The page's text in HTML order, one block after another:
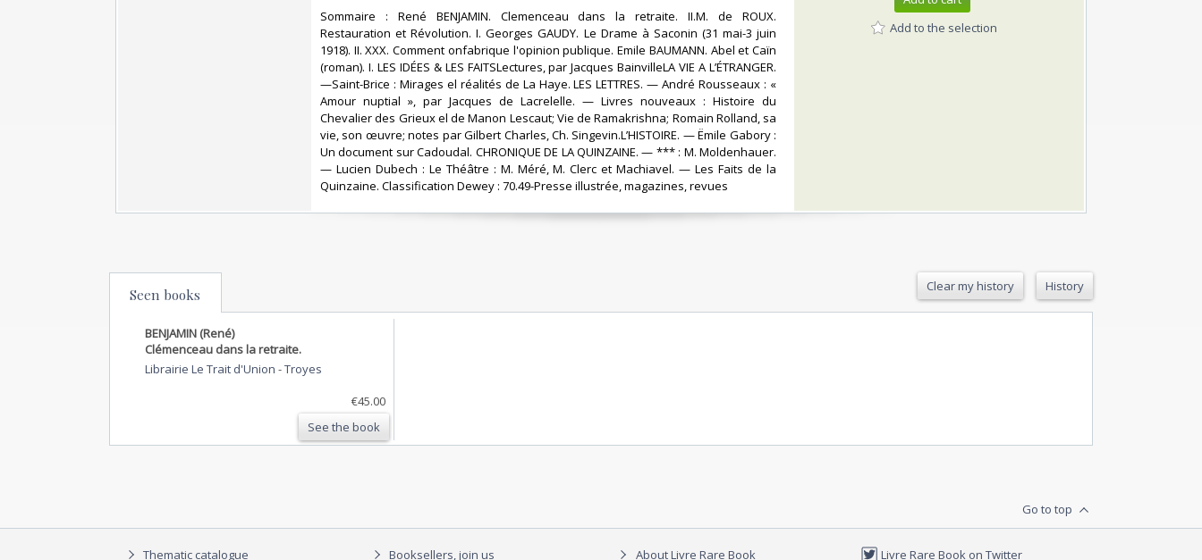
‎Sommaire : René BENJAMIN. Clemenceau dans la retraite. II.M. de ROUX.
Restauration et Révolution. I. Georges GAUDY. Le Drame à Saconin (31 mai-3 juin
1918). II. XXX. Comment onfabrique l'opinion publique. Emile BAUMANN. Abel et Caïn
(roman). I. LES IDÉES & LES FAITSLectures, par Jacques BainvilleLA VIE A L’ÉTRANGER.
—Saint-Brice : Mirages el réalités de La Haye. LES LETTRES. — André Rousseaux : «
Amour nuptial », par Jacques de Lacrelelle. — Livres nouveaux : Histoire du
Chevalier des Grieux el de Manon Lescaut; Vie de Ramakrishna; Romain Rolland, sa
vie, son œuvre; notes par Gilbert Charles, Ch. Singevin.L’HISTOIRE. — Ëmile Gabory :
Un document sur Cadoudal. CHRONIQUE DE LA QUINZAINE. — *** : M. Moldenhauer.
— Lucien Dubech : Le Théâtre : M. Méré, M. Clerc et Machiavel. — Les Faits de la
Quinzaine. Classification Dewey : 70.49-Presse illustrée, magazines, revues‎
Add to the selection
Seen books Clear my history History
BENJAMIN (René)
Clémenceau dans la retraite.
Librairie Le Trait d'Union -Troyes
€45.00
See the book
Go to top
Thematic catalogue Booksellers, join us About Livre Rare Book Livre Rare Book on Twitter